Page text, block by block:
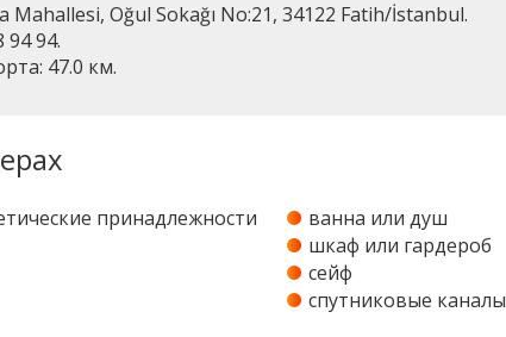
Mahallesi, Oğul Sokağı No:21, 34122 Fatih/İstanbul.
94 94.
47.0 км.
принадлежности ванна или душ
шкаф или гардероб
сейф
спутниковые каналы